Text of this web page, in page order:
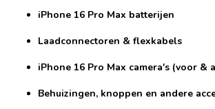
iPhone 16 Pro Max batterijen
Laadconnectoren & flexkabels
iPhone 16 Pro Max camera's (voor &
Behuizingen, knoppen en andere